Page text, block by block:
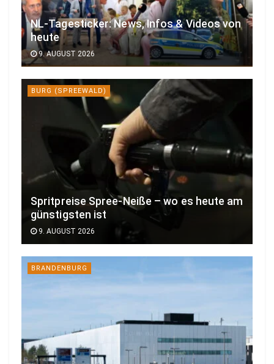
NL-Tagesticker: News, Infos & Videos von
heute
9. AUGUST 2026
BURG (SPREEWALD)
Spritpreise Spree-Neiße – wo es heute am
günstigsten ist
9. AUGUST 2026
BRANDENBURG